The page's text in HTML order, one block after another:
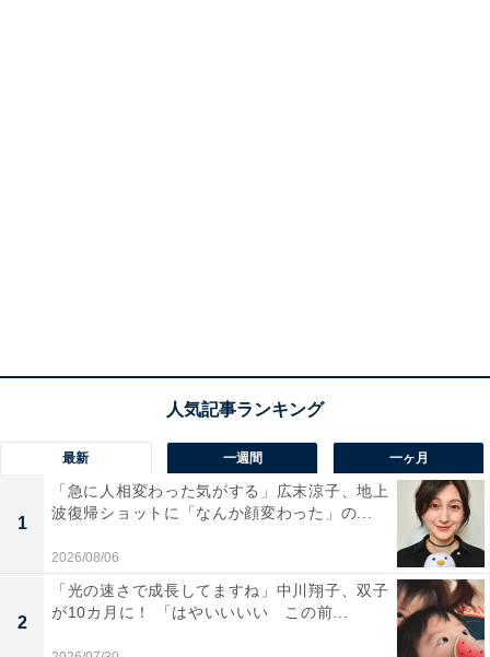
最新 一週間 一ヶ月
1
「急に人相変わった気がする」広末涼子、地上
波復帰ショットに「なんか顔変わった」の...
2026/08/06
2
「光の速さで成長してますね」中川翔子、双子
が10カ月に！ 「はやいいいい この前...